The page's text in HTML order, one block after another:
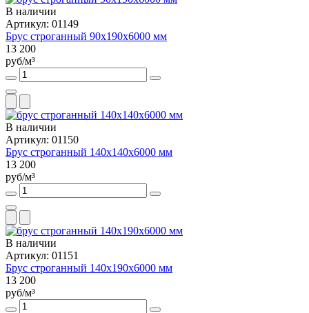
В наличии
Артикул: 01149
Брус строганный 90х190х6000 мм
13 200
руб/м³
В наличии
Артикул: 01150
Брус строганный 140х140х6000 мм
13 200
руб/м³
В наличии
Артикул: 01151
Брус строганный 140х190х6000 мм
13 200
руб/м³